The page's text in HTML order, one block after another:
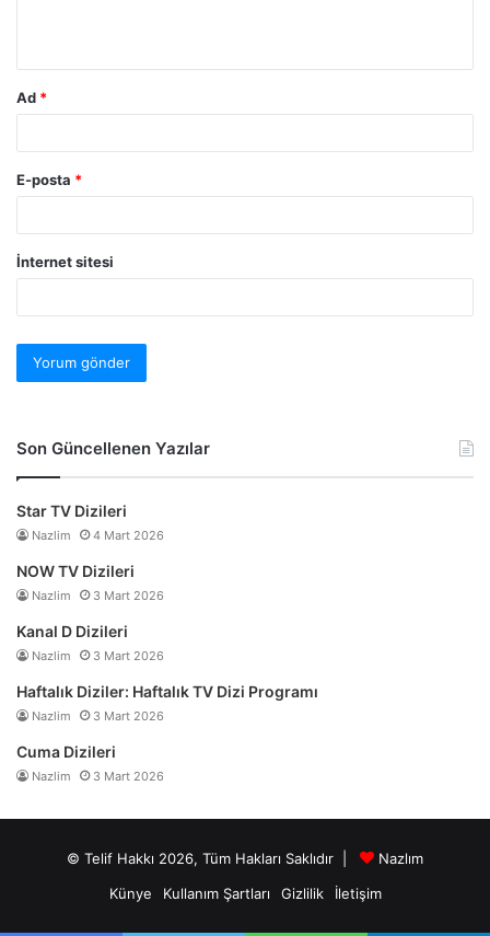
Ad *
E-posta *
İnternet sitesi
Son Güncellenen Yazılar
Star TV Dizileri
Nazlim 4 Mart 2026
NOW TV Dizileri
Nazlim 3 Mart 2026
Kanal D Dizileri
Nazlim 3 Mart 2026
Haftalık Diziler: Haftalık TV Dizi Programı
Nazlim 3 Mart 2026
Cuma Dizileri
Nazlim 3 Mart 2026
© Telif Hakkı 2026, Tüm Hakları Saklıdır |
Nazlım
Künye
Kullanım Şartları Gizlilik İletişim